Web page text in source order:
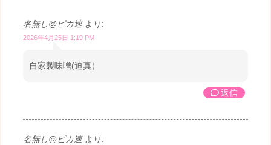
名無し@ピカ速 より:
2026年4月25日 1:19 PM
自家製味噌(迫真）
返信
名無し@ピカ速 より: